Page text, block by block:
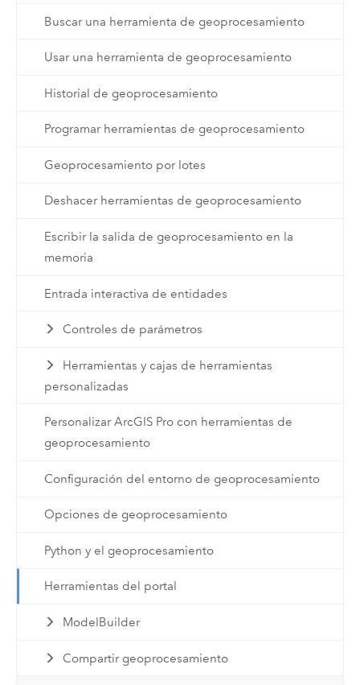
Buscar una herramienta de geoprocesamiento
Usar una herramienta de geoprocesamiento
Historial de geoprocesamiento
Programar herramientas de geoprocesamiento
Geoprocesamiento por lotes
Deshacer herramientas de geoprocesamiento
Escribir la salida de geoprocesamiento en la
memoria
Entrada interactiva de entidades
Controles de parámetros
Herramientas y cajas de herramientas
personalizadas
Personalizar ArcGIS Pro con herramientas de
geoprocesamiento
Configuración del entorno de geoprocesamiento
Opciones de geoprocesamiento
Python y el geoprocesamiento
Herramientas del portal
ModelBuilder
Compartir geoprocesamiento